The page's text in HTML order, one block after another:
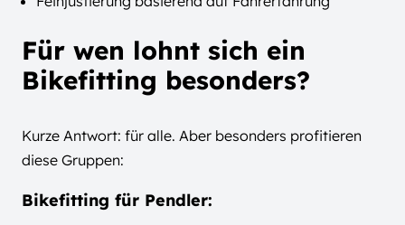
Für wen lohnt sich ein
Bikefitting besonders?
Kurze Antwort: für alle. Aber besonders profitieren
diese Gruppen:
Bikefitting für Pendler: